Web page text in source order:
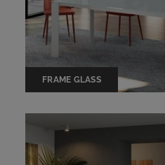
FRAME GLASS